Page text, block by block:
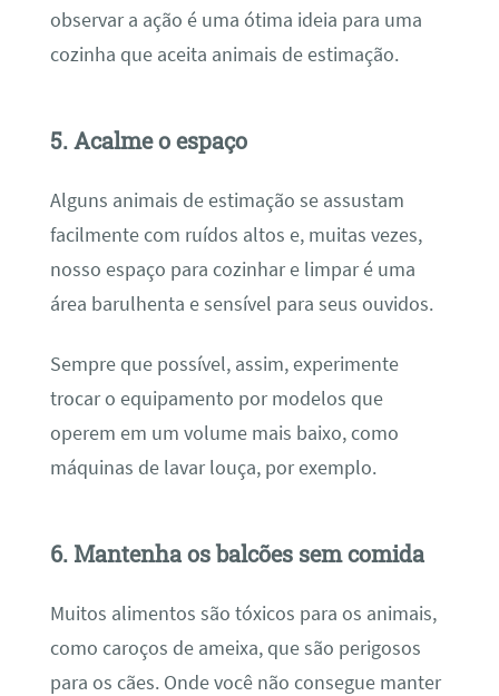
observar a ação é uma ótima ideia para uma
cozinha que aceita animais de estimação.
5. Acalme o espaço
Alguns animais de estimação se assustam
facilmente com ruídos altos e, muitas vezes,
nosso espaço para cozinhar e limpar é uma
área barulhenta e sensível para seus ouvidos.
Sempre que possível, assim, experimente
trocar o equipamento por modelos que
operem em um volume mais baixo, como
máquinas de lavar louça, por exemplo.
6. Mantenha os balcões sem comida
Muitos alimentos são tóxicos para os animais,
como caroços de ameixa, que são perigosos
para os cães. Onde você não consegue manter